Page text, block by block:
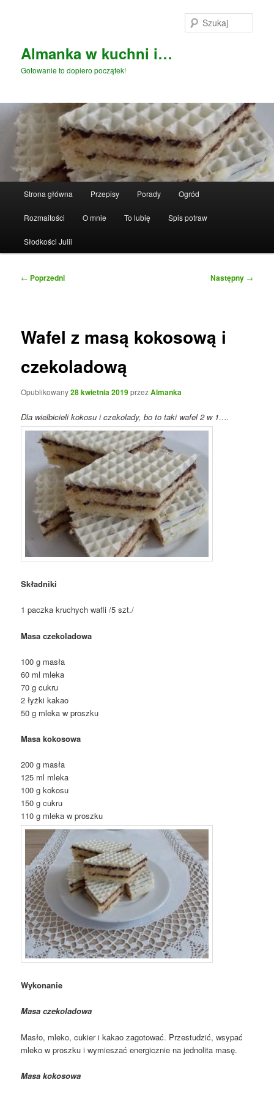
Almanka w kuchni i…
Gotowanie to dopiero początek!
Strona główna Przepisy Porady Ogród
Rozmaitości O mnie To lubię Spis potraw
Słodkości Julii
Nawigacja
← Poprzedni Następny →
Wafel z masą kokosową i
czekoladową
Opublikowany28 kwietnia 2019przezAlmanka
Dla wielbicieli kokosu i czekolady, bo to taki wafel 2 w 1….
Składniki
1 paczka kruchych wafli /5 szt./
Masa czekoladowa
100 g masła
60 ml mleka
70 g cukru
2 łyżki kakao
50 g mleka w proszku
Masa kokosowa
200 g masła
125 ml mleka
100 g kokosu
150 g cukru
110 g mleka w proszku
Wykonanie
Masa czekoladowa
Masło, mleko, cukier i kakao zagotować. Przestudzić, wsypać
mleko w proszku i wymieszać energicznie na jednolita masę.
Masa kokosowa